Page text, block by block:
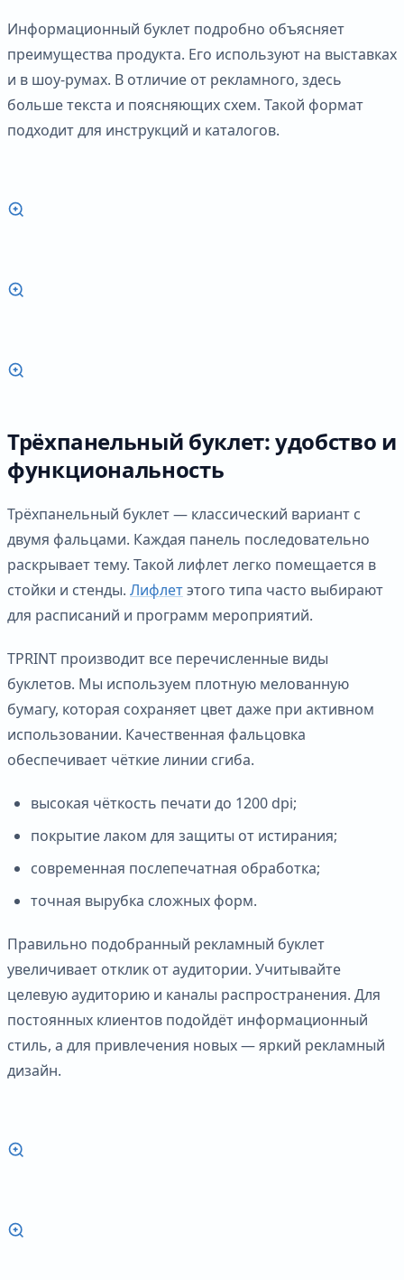
Информационный буклет подробно объясняет
преимущества продукта. Его используют на выставках
и в шоу-румах. В отличие от рекламного, здесь
больше текста и поясняющих схем. Такой формат
подходит для инструкций и каталогов.
Трёхпанельный буклет: удобство и
функциональность
Трёхпанельный буклет — классический вариант с
двумя фальцами. Каждая панель последовательно
раскрывает тему. Такой лифлет легко помещается в
стойки и стенды. Лифлетэтого типа часто выбирают
для расписаний и программ мероприятий.
TPRINT производит все перечисленные виды
буклетов. Мы используем плотную мелованную
бумагу, которая сохраняет цвет даже при активном
использовании. Качественная фальцовка
обеспечивает чёткие линии сгиба.
высокая чёткость печати до 1200 dpi;
покрытие лаком для защиты от истирания;
современная послепечатная обработка;
точная вырубка сложных форм.
Правильно подобранный рекламный буклет
увеличивает отклик от аудитории. Учитывайте
целевую аудиторию и каналы распространения. Для
постоянных клиентов подойдёт информационный
стиль, а для привлечения новых — яркий рекламный
дизайн.